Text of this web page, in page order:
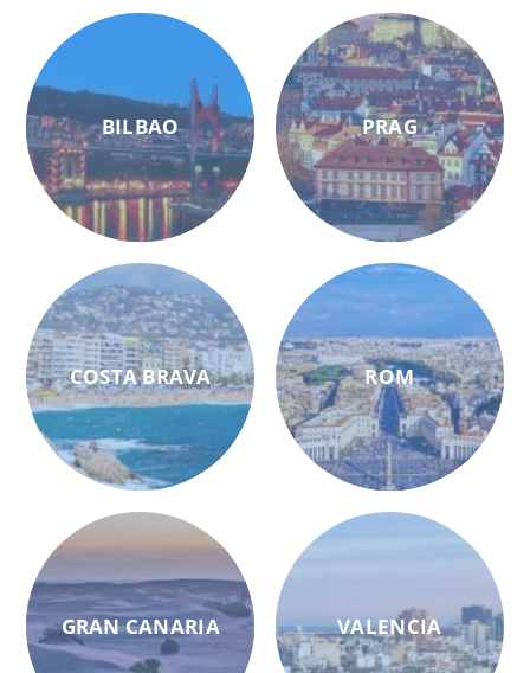
BILBAO
COSTA BRAVA
GRAN CANARIA
PRAG
ROM
VALENCIA